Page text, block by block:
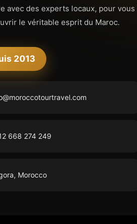
avec des experts locaux, pour vous
le véritable esprit du Maroc.
2013
668 274 249
Morocco